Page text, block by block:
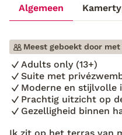
Algemeen
Meest geboekt door
Adults only (13+)
Suite met
Moderne en stijlvolle
Prachtig uitzicht op
Gezelligheid binnen